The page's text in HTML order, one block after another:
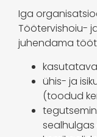
Iga
Töötervishoiu-
juhendama
ühis- ja
(toodud